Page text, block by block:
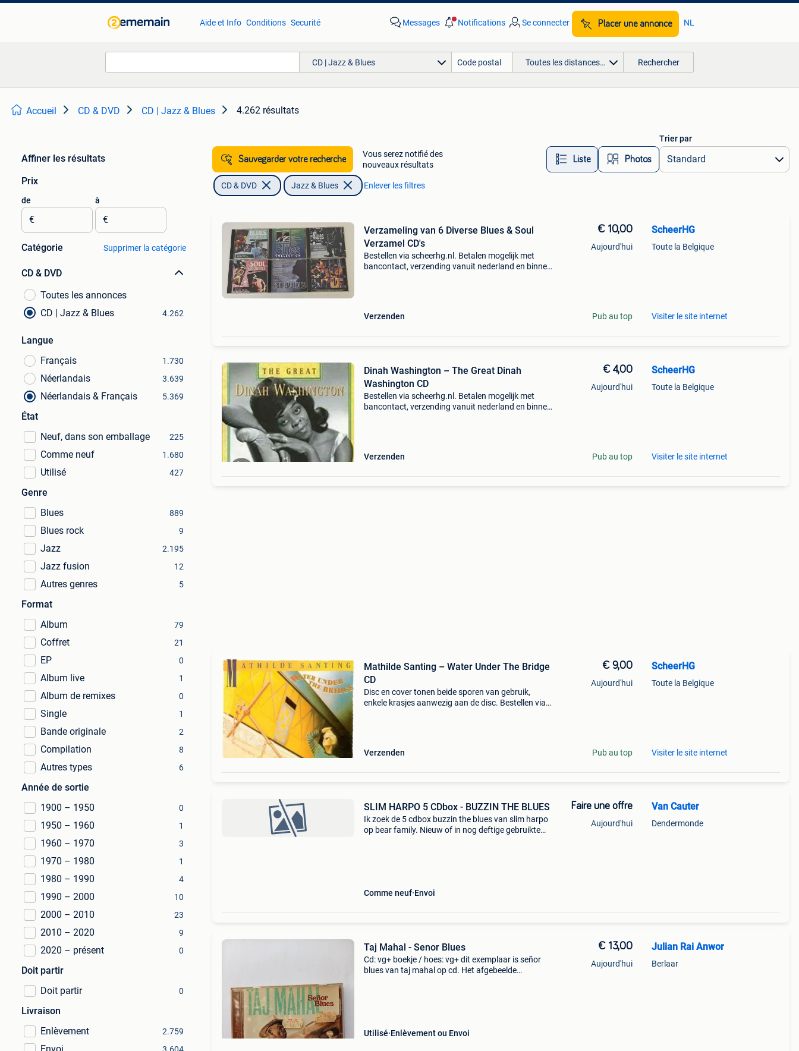
Aide et Info Conditions Securité Messages Notifications Se connecter Placer une annonce NL
CD | Jazz & Blues Toutes les distances… Rechercher
Accueil CD & DVD CD | Jazz & Blues 4.262 résultats
Affiner les résultats
Prix
de
€
à
€
Catégorie Supprimer la catégorie
CD & DVD
Toutes les annonces
CD | Jazz & Blues
4.262
Langue
Français
1.730
Néerlandais 3.639
Néerlandais & Français 5.369
État
Neuf, dans son emballage
225
Comme neuf 1.680
Utilisé 427
Genre
Blues
889
Blues rock 9
Jazz 2.195
Jazz fusion 12
Autres genres 5
Format
Album
79
Coffret 21
EP 0
Album live 1
Album de remixes 0
Single 1
Bande originale 2
Compilation 8
Autres types 6
Année de sortie
1900 – 1950
0
1950 – 1960 1
1960 – 1970 3
1970 – 1980 1
1980 – 1990 4
1990 – 2000 10
2000 – 2010 23
2010 – 2020 9
2020 – présent 0
Doit partir
Doit partir
0
Livraison
Enlèvement
2.759
Sauvegarder votre recherche
Vous serez notifié des
nouveaux résultats
Liste Photos
Trier par
CD & DVD Jazz & Blues Enlever les filtres
Verzameling van 6 Diverse Blues & Soul
Verzamel CD's
Bestellen via scheerhg.nl. Betalen mogelijk met
bancontact, verzending vanuit nederland en binnen
Verzenden
€ 10,00
Aujourd'hui
Pub au top
ScheerHG
Toute la Belgique
Visiter le site internet
Dinah Washington – The Great Dinah
Washington CD
Bestellen via scheerhg.nl. Betalen mogelijk met
bancontact, verzending vanuit nederland en binnen
Verzenden
€ 4,00
Aujourd'hui
Pub au top
ScheerHG
Toute la Belgique
Visiter le site internet
Mathilde Santing – Water Under The Bridge
CD
Disc en cover tonen beide sporen van gebruik,
enkele krasjes aanwezig aan de disc. Bestellen via
Verzenden
€ 9,00
Aujourd'hui
Pub au top
ScheerHG
Toute la Belgique
Visiter le site internet
SLIM HARPO 5 CDbox - BUZZIN THE BLUES
Ik zoek de 5 cdbox buzzin the blues van slim harpo
op bear family. Nieuw of in nog deftige gebruikte
Comme neuf Envoi
Faire une offre
Aujourd'hui
Van Cauter
Dendermonde
Taj Mahal - Senor Blues
Cd: vg+ boekje / hoes: vg+ dit exemplaar is señor
blues van taj mahal op cd. Het afgebeelde
Utilisé Enlèvement ou Envoi
€ 13,00
Aujourd'hui
Julian Rai Anwor
Berlaar